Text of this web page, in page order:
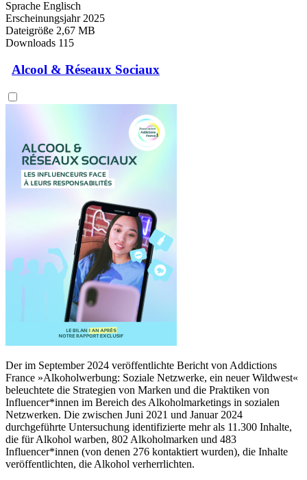
Sprache Englisch
Erscheinungsjahr 2025
Dateigröße 2,67 MB
Downloads 115
Alcool & Réseaux Sociaux
Der im September 2024 veröffentlichte Bericht von Addictions
France »Alkoholwerbung: Soziale Netzwerke, ein neuer Wildwest«
beleuchtete die Strategien von Marken und die Praktiken von
Influencer*innen im Bereich des Alkoholmarketings in sozialen
Netzwerken. Die zwischen Juni 2021 und Januar 2024
durchgeführte Untersuchung identifizierte mehr als 11.300 Inhalte,
die für Alkohol warben, 802 Alkoholmarken und 483
Influencer*innen (von denen 276 kontaktiert wurden), die Inhalte
veröffentlichten, die Alkohol verherrlichten.